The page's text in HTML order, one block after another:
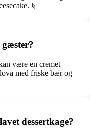
§
gæster?
være en cremet
med friske bær og
dessertkage?